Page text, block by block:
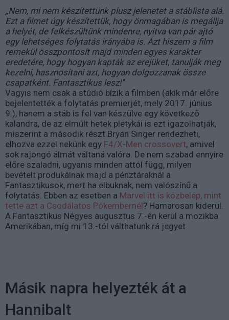
„Nem, mi nem készítettünk plusz jelenetet a stáblista alá.
Ezt a filmet úgy készítettük, hogy önmagában is megállja
a helyét, de felkészültünk mindenre, nyitva van pár ajtó
egy lehetséges folytatás irányába is. Azt hiszem a film
remekül összpontosít majd minden egyes karakter
eredetére, hogy hogyan kapták az erejüket, tanulják meg
kezelni, hasznosítani azt, hogyan dolgozzanak össze
csapatként. Fantasztikus lesz!"
Vagyis nem csak a stúdió bízik a filmben (akik már előre
bejelentették a folytatás premierjét, mely 2017. június
9.), hanem a stáb is fel van készülve egy következő
kalandra, de az elmúlt hetek pletykái is ezt igazolhatják,
miszerint a második részt Bryan Singer rendezheti,
elhozva ezzel nekünk egy F4/X-Men crossovert, amivel
sok rajongó álmát váltaná valóra. De nem szabad ennyire
előre szaladni, ugyanis minden attól függ, milyen
bevételt produkálnak majd a pénztáraknál a
Fantasztikusok, mert ha elbuknak, nem valószínű a
folytatás. Ebben az esetben a Marvel itt is közbelép, mint
tette azt a Csodálatos Pókembernél? Hamarosan kiderül.
A Fantasztikus Négyes augusztus 7.-én kerül a mozikba
Amerikában, míg mi 13.-tól válthatunk rá jegyet
Másik napra helyezték át a
Hannibalt